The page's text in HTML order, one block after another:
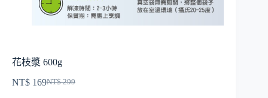
花枝漿 600g
NT$299
NT$ 169